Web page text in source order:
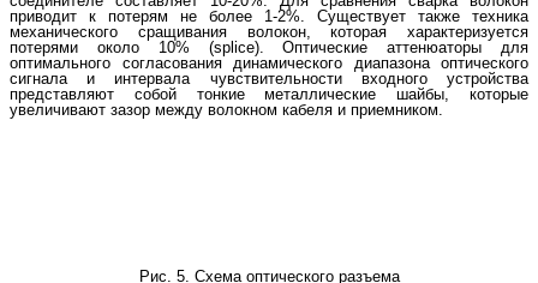
приводит к потерям не более 1-2%. Существует также техника
механического сращивания волокон, которая характеризуется
потерями около 10% (splice). Оптические аттенюаторы для
оптимального согласования динамического диапазона оптического
сигнала и интервала чувствительности входного устройства
представляют собой тонкие металлические шайбы, которые
увеличивают зазор между волокном кабеля и приемником.
Рис. 5. Схема оптического разъема